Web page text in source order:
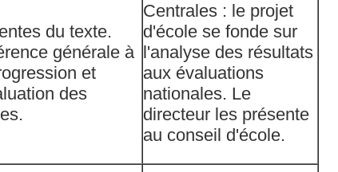
du texte.
générale à
et
des
Centrales : le projet
d'école se fonde sur
l'analyse des résultats
aux évaluations
nationales. Le
directeur les présente
au conseil d'école.